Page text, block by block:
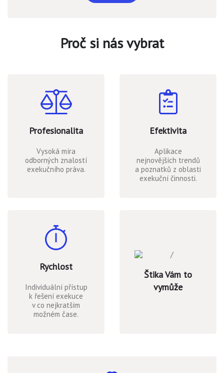
Proč si nás vybrat
Profesionalita
Vysoká míra
odborných znalostí
exekučního práva.
Efektivita
Aplikace
nejnovějších trendů
a poznatků z oblasti
exekuční činnosti.
Rychlost
Individuální přístup
k řešení exekuce
v co nejkratším
možném čase.
Štika Vám to
vymůže